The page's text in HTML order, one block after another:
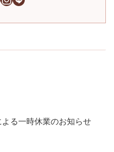
よる一時休業のお知らせ